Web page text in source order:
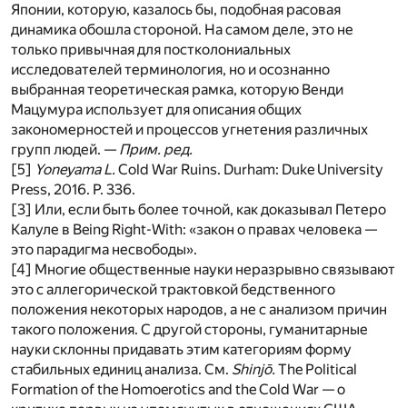
Японии, которую, казалось бы, подобная расовая
динамика обошла стороной. На самом деле, это не
только привычная для постколониальных
исследователей терминология, но и осознанно
выбранная теоретическая рамка, которую Венди
Мацумура использует для описания общих
закономерностей и процессов угнетения различных
групп людей. — Прим. ред.
[5] Yoneyama L. Cold War Ruins. Durham: Duke University
Press, 2016. P. 336.
[3] Или, если быть более точной, как доказывал Петеро
Калуле в Being Right-With: «закон о правах человека —
это парадигма несвободы».
[4] Многие общественные науки неразрывно связывают
это с аллегорической трактовкой бедственного
положения некоторых народов, а не с анализом причин
такого положения. С другой стороны, гуманитарные
науки склонны придавать этим категориям форму
стабильных единиц анализа. См. Shinjō. The Political
Formation of the Homoerotics and the Cold War — о